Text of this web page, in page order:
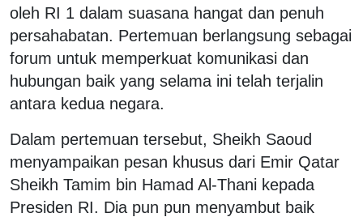
oleh RI 1 dalam suasana hangat dan penuh
persahabatan. Pertemuan berlangsung sebagai
forum untuk memperkuat komunikasi dan
hubungan baik yang selama ini telah terjalin
antara kedua negara.
Dalam pertemuan tersebut, Sheikh Saoud
menyampaikan pesan khusus dari Emir Qatar
Sheikh Tamim bin Hamad Al-Thani kepada
Presiden RI. Dia pun pun menyambut baik